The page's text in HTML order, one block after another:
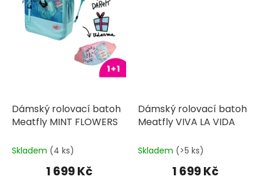
Dámský rolovací batoh
Meatfly MINT FLOWERS
Skladem (4 ks)
1 699 Kč
Dámský rolovací batoh
Meatfly VIVA LA VIDA
Skladem (>5 ks)
1 699 Kč